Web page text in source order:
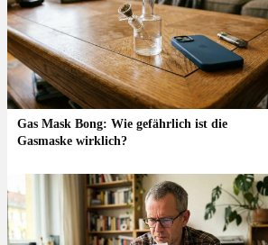
Gas Mask Bong: Wie gefährlich ist die
Gasmaske wirklich?